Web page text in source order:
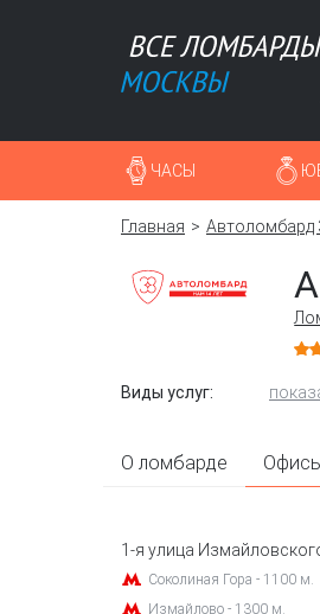
ЧАСЫ
Главная Автоломбард
Виды услуг:
О ломбарде
1-я улица
Соколиная Гора - 1100 м.
Измайлово - 1300 м.